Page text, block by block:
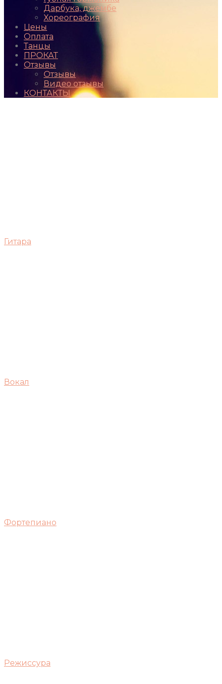
Дарбука, джембе
Хореография
Цены
Оплата
Танцы
ПРОКАТ
Отзывы
Отзывы
Видео отзывы
КОНТАКТЫ
Гитара
Вокал
Фортепиано
Режиссура